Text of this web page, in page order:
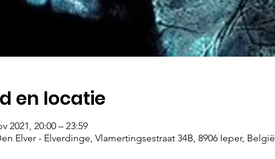
en locatie
2021, 20:00 – 23:59
Elver - Elverdinge, Vlamertingsestraat 34B, 8906 Ieper, België